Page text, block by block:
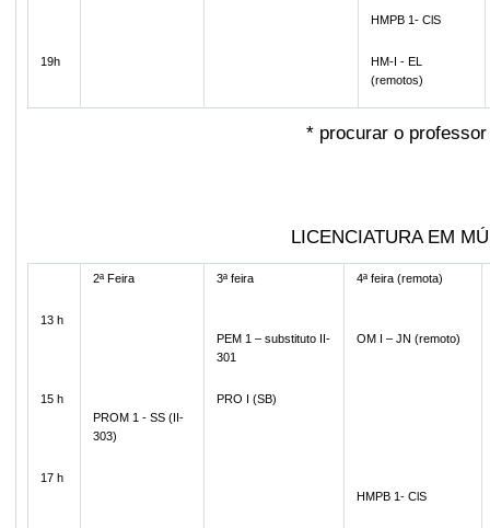
HMPB 1- ClS
19h
HM-I - EL
(remotos)
* procurar o
LICENCIATURA EM
2ª Feira 3ª feira 4ª feira (remota)
13 h
PEM 1 – substituto II-
301
OM I – JN (remoto)
15 h
PROM 1 - SS (II-
303)
PRO I (SB)
17 h
HMPB 1- ClS